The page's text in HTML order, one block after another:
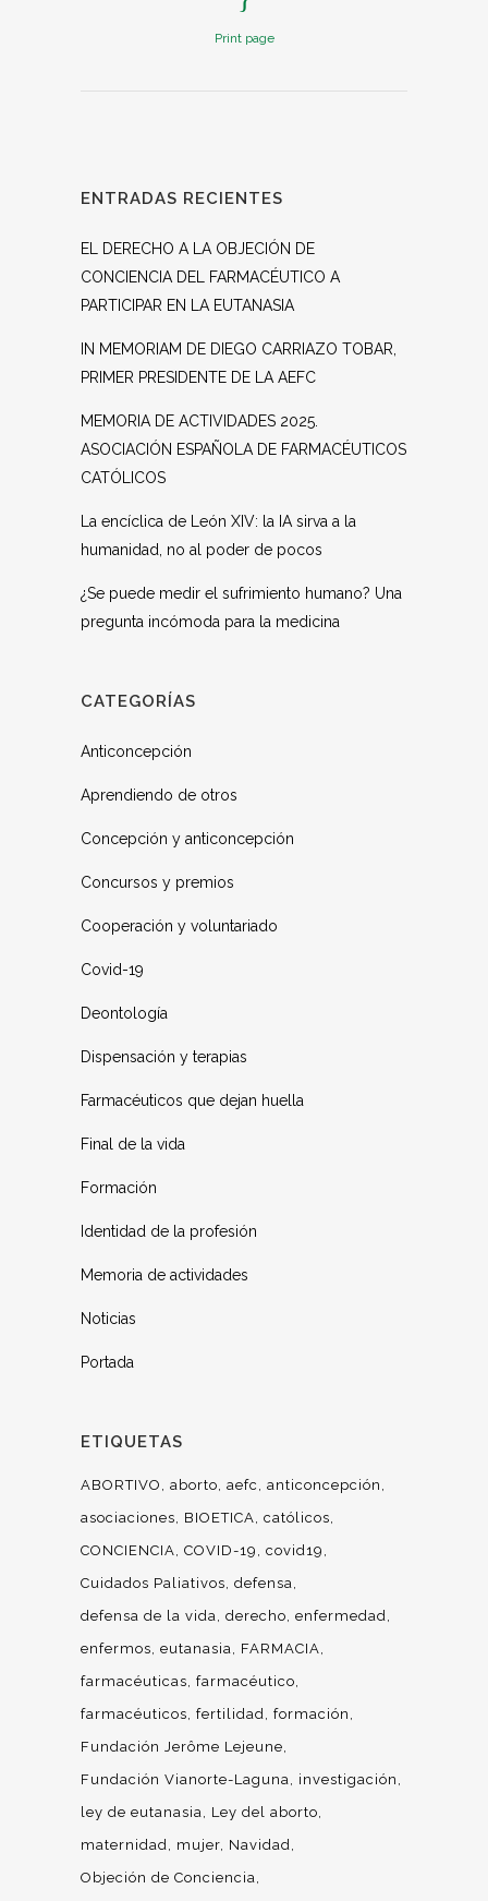
Print page
ENTRADAS RECIENTES
EL DERECHO A LA OBJECIÓN DE
CONCIENCIA DEL FARMACÉUTICO A
PARTICIPAR EN LA EUTANASIA
IN MEMORIAM DE DIEGO CARRIAZO TOBAR,
PRIMER PRESIDENTE DE LA AEFC
MEMORIA DE ACTIVIDADES 2025.
ASOCIACIÓN ESPAÑOLA DE FARMACÉUTICOS
CATÓLICOS
La encíclica de León XIV: la IA sirva a la
humanidad, no al poder de pocos
¿Se puede medir el sufrimiento humano? Una
pregunta incómoda para la medicina
CATEGORÍAS
Anticoncepción
Aprendiendo de otros
Concepción y anticoncepción
Concursos y premios
Cooperación y voluntariado
Covid-19
Deontología
Dispensación y terapias
Farmacéuticos que dejan huella
Final de la vida
Formación
Identidad de la profesión
Memoria de actividades
Noticias
Portada
ETIQUETAS
ABORTIVO aborto aefc
anticoncepción
asociaciones
BIOETICA católicos
CONCIENCIA COVID-19
covid19
Cuidados Paliativos defensa
defensa de la vida derecho enfermedad
enfermos eutanasia
FARMACIA
farmacéuticas farmacéutico
farmacéuticos fertilidad formación
Fundación Jerôme Lejeune
Fundación Vianorte-Laguna
investigación
ley de eutanasia
Ley del aborto
maternidad
mujer Navidad
Objeción de Conciencia